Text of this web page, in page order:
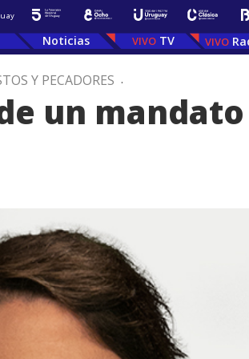
Noticias TV
Y PECADORES .
un mandato